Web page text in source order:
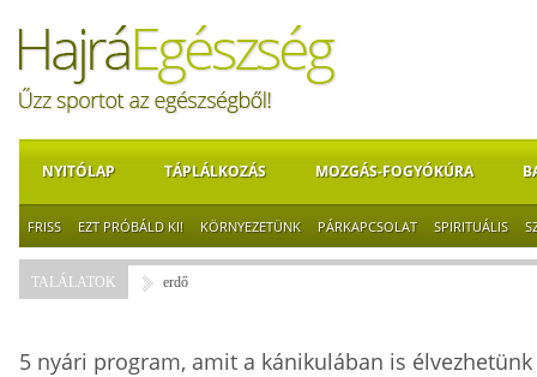
NYITÓLAP TÁPLÁLKOZÁS MOZGÁS-FOGYÓKÚRA
FRISS EZT PRÓBÁLD KI! KÖRNYEZETÜNK PÁRKAPCSOLAT SPIRITUÁLIS
TALÁLATOK erdő
5 nyári program, amit a kánikulában is élvezhetünk